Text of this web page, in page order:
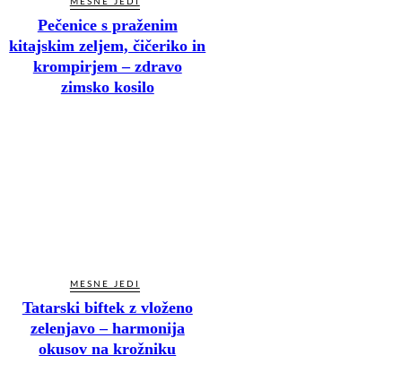
MESNE JEDI
Pečenice s praženim
kitajskim zeljem, čičeriko in
krompirjem – zdravo
zimsko kosilo
MESNE JEDI
Tatarski biftek z vloženo
zelenjavo – harmonija
okusov na krožniku